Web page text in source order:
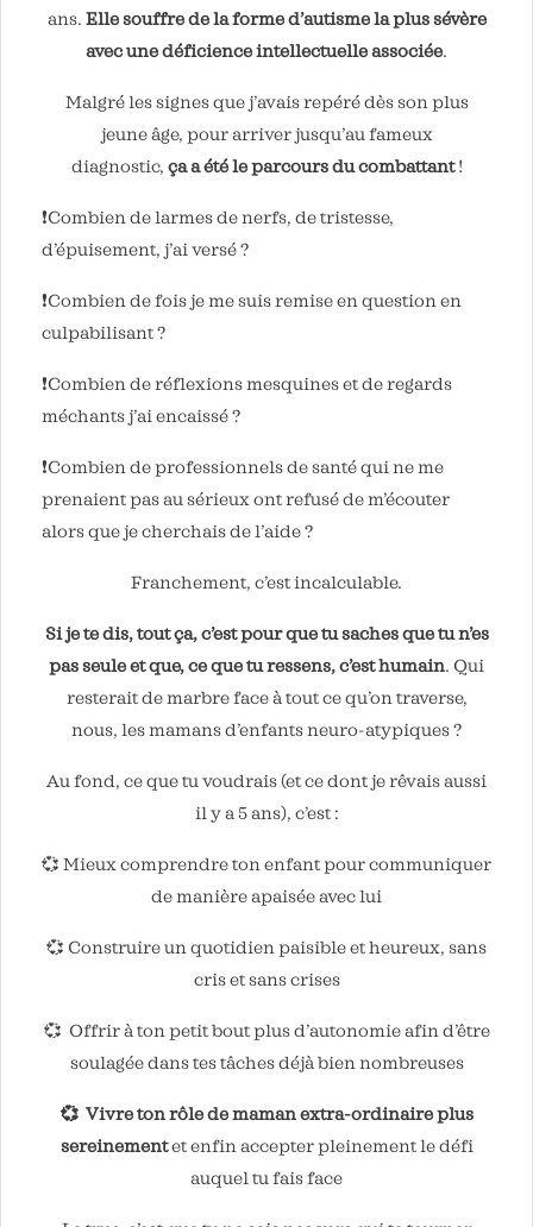
ans. Elle souffre de la forme d’autisme la plus sévère
avec une déficience intellectuelle associée.
Malgré les signes que j’avais repéré dès son plus
jeune âge, pour arriver jusqu’au fameux
diagnostic, ça a été le parcours du combattant!
❗️Combien de larmes de nerfs, de tristesse,
d’épuisement, j’ai versé ?
❗️Combien de fois je me suis remise en question en
culpabilisant ?
❗️Combien de réflexions mesquines et de regards
méchants j’ai encaissé ?
❗️Combien de professionnels de santé qui ne me
prenaient pas au sérieux ont refusé de m’écouter
alors que je cherchais de l’aide ?
Franchement, c’est incalculable.
Si je te dis, tout ça, c’est pour que tu saches que tu n’es
pas seule et que, ce que tu ressens, c’est humain. Qui
resterait de marbre face à tout ce qu’on traverse,
nous, les mamans d’enfants neuro-atypiques ?
Au fond, ce que tu voudrais (et ce dont je rêvais aussi
il y a 5 ans), c’est :
💞 Mieux comprendre ton enfant pour communiquer
de manière apaisée avec lui
💞 Construire un quotidien paisible et heureux, sans
cris et sans crises
💞 Offrir à ton petit bout plus d’autonomie afin d’être
soulagée dans tes tâches déjà bien nombreuses
💞 Vivre ton rôle de maman extra-ordinaire plus
sereinementet enfin accepter pleinement le défi
auquel tu fais face